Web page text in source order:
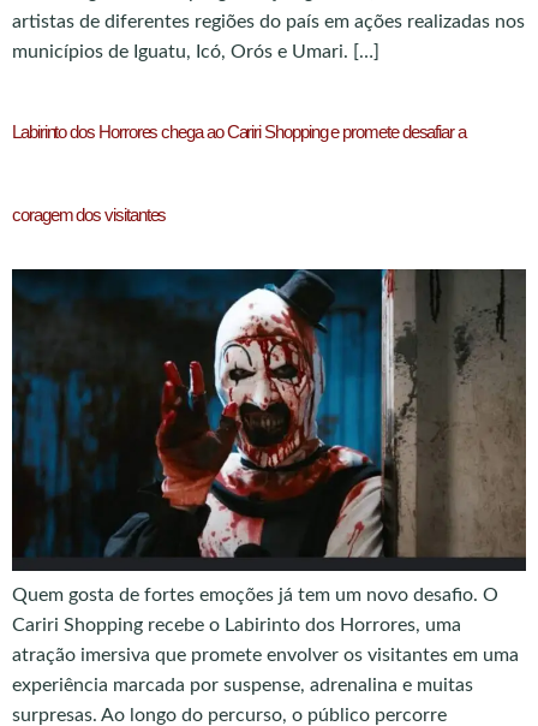
artistas de diferentes regiões do país em ações realizadas nos
municípios de Iguatu, Icó, Orós e Umari. […]
Labirinto dos Horrores chega ao Cariri Shopping e promete desafiar a
coragem dos visitantes
Quem gosta de fortes emoções já tem um novo desafio. O
Cariri Shopping recebe o Labirinto dos Horrores, uma
atração imersiva que promete envolver os visitantes em uma
experiência marcada por suspense, adrenalina e muitas
surpresas. Ao longo do percurso, o público percorre